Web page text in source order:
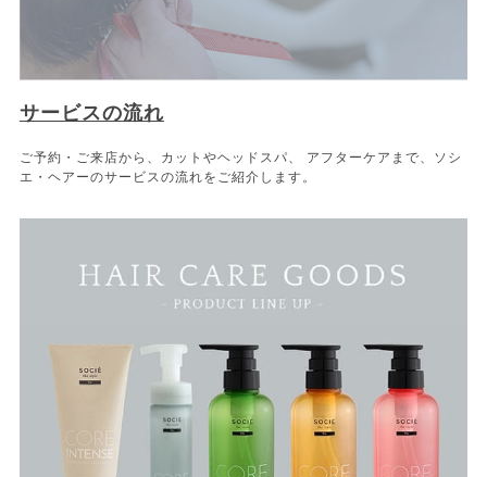
サービスの流れ
ご予約・ご来店から、カットやヘッドスパ、 アフターケアまで、ソシ
エ・ヘアーのサービスの流れをご紹介します。